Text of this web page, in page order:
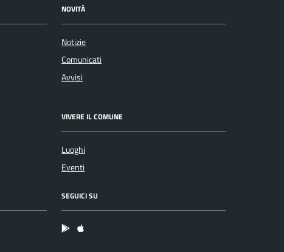
NOVITÀ
Notizie
Comunicati
Avvisi
VIVERE IL COMUNE
Luoghi
Eventi
SEGUICI SU
App Android
App IOS